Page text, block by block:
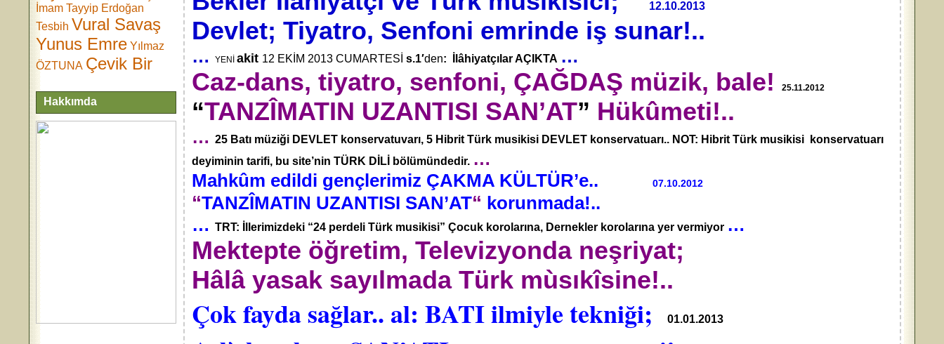
İmam Tayyip Erdoğan
Tesbih Vural Savaş
Yunus Emre Yılmaz
ÖZTUNA Çevik Bir
Hakkımda
12.10.2013
Devlet; Tiyatro, Senfoni emrinde iş sunar!..
…YENİakit 12 EKİM 2013 CUMARTESİs.1′den: İlâhiyatçılar AÇIKTA …
Caz-dans, tiyatro, senfoni, ÇAĞDAŞ müzik, bale!25.11.2012
“TANZÎMATIN UZANTISI SAN’AT” Hükûmeti!..
…25 Batı müziği DEVLET konservatuvarı, 5 Hibrit Türk musikisi DEVLET konservatuarı.. NOT: Hibrit Türk musikisi konservatuarı
deyiminin tarifi, bu site’nin TÜRK DİLİ bölümündedir. …
Mahkûm edildi gençlerimiz ÇAKMA KÜLTÜR’e..07.10.2012
“TANZÎMATIN UZANTISI SAN’AT“ korunmada!..
…TRT: İllerimizdeki “24 perdeli Türk musikisi” Çocuk korolarına, Dernekler korolarına yer vermiyor …
Mektepte öğretim, Televizyonda neşriyat;
Hâlâ yasak sayılmada Türk mùsıkîsine!..
Çok fayda sağlar.. al: BATI ilmiyle tekniği; 01.01.2013